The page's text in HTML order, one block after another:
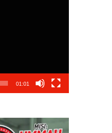
01:01